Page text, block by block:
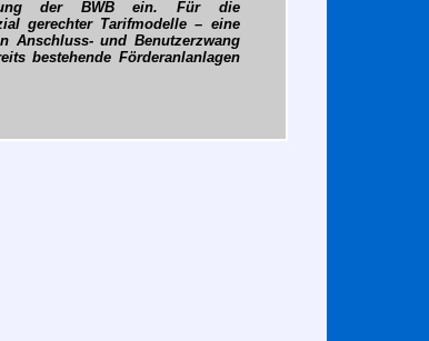
der BWB ein. Für die
gerechter Tarifmodelle – eine
Anschluss- und Benutzerzwang
bestehende Förderanlanlagen